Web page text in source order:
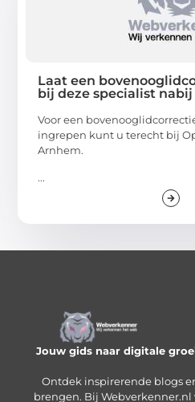
Laat een
bij deze specialist
Voor een
ingrepen kunt u terecht bij
Arnhem.
...
Jouw gids naar digitale
Ontdek inspirerende blogs
brengen. Bij